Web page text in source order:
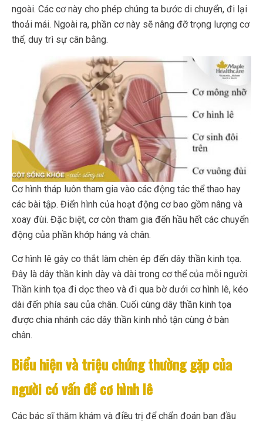
ngoài. Các cơ này cho phép chúng ta bước di chuyển, đi lại
thoải mái. Ngoài ra, phần cơ này sẽ nâng đỡ trọng lượng cơ
thể, duy trì sự cân bằng.
Cơ hình tháp luôn tham gia vào các động tác thể thao hay
các bài tập. Điển hình của hoạt động cơ bao gồm nâng và
xoay đùi. Đặc biệt, cơ còn tham gia đến hầu hết các chuyển
động của phần khớp háng và chân.
Cơ hình lê gây co thắt làm chèn ép đến dây thần kinh tọa.
Đây là dây thần kinh dày và dài trong cơ thể của mỗi người.
Thần kinh tọa đi dọc theo và đi qua bờ dưới cơ hình lê, kéo
dài đến phía sau của chân. Cuối cùng dây thần kinh tọa
được chia nhánh các dây thần kinh nhỏ tận cùng ở bàn
chân.
Biểu hiện và triệu chứng thường gặp của
người có vấn đề cơ hình lê
Các bác sĩ thăm khám và điều trị để chẩn đoán ban đầu